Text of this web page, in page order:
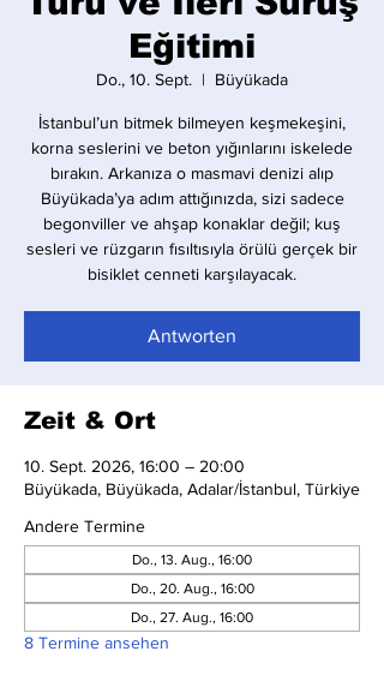
Eğitimi
Do., 10. Sept.
  |
Büyükada
İstanbul’un bitmek bilmeyen keşmekeşini,
korna seslerini ve beton yığınlarını iskelede
bırakın. Arkanıza o masmavi denizi alıp
Büyükada’ya adım attığınızda, sizi sadece
begonviller ve ahşap konaklar değil; kuş
sesleri ve rüzgarın fısıltısıyla örülü gerçek bir
bisiklet cenneti karşılayacak.
Antworten
Zeit & Ort
10. Sept. 2026, 16:00 – 20:00
Büyükada, Büyükada, Adalar/İstanbul, Türkiye
Andere Termine
Do., 13. Aug., 16:00
Do., 20. Aug., 16:00
Do., 27. Aug., 16:00
8 Termine ansehen